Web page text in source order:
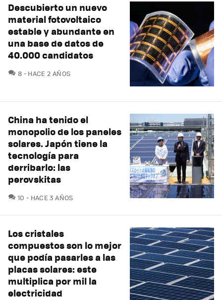
Descubierto un nuevo
material fotovoltaico
estable y abundante en
una base de datos de
40.000 candidatos
8 COMENTARIOS
HACE 2 AÑOS
China ha tenido el
monopolio de los paneles
solares. Japón tiene la
tecnología para
derribarlo: las
perovskitas
10 COMENTARIOS
HACE 3 AÑOS
Los cristales
compuestos son lo mejor
que podía pasarles a las
placas solares: este
multiplica por mil la
electricidad